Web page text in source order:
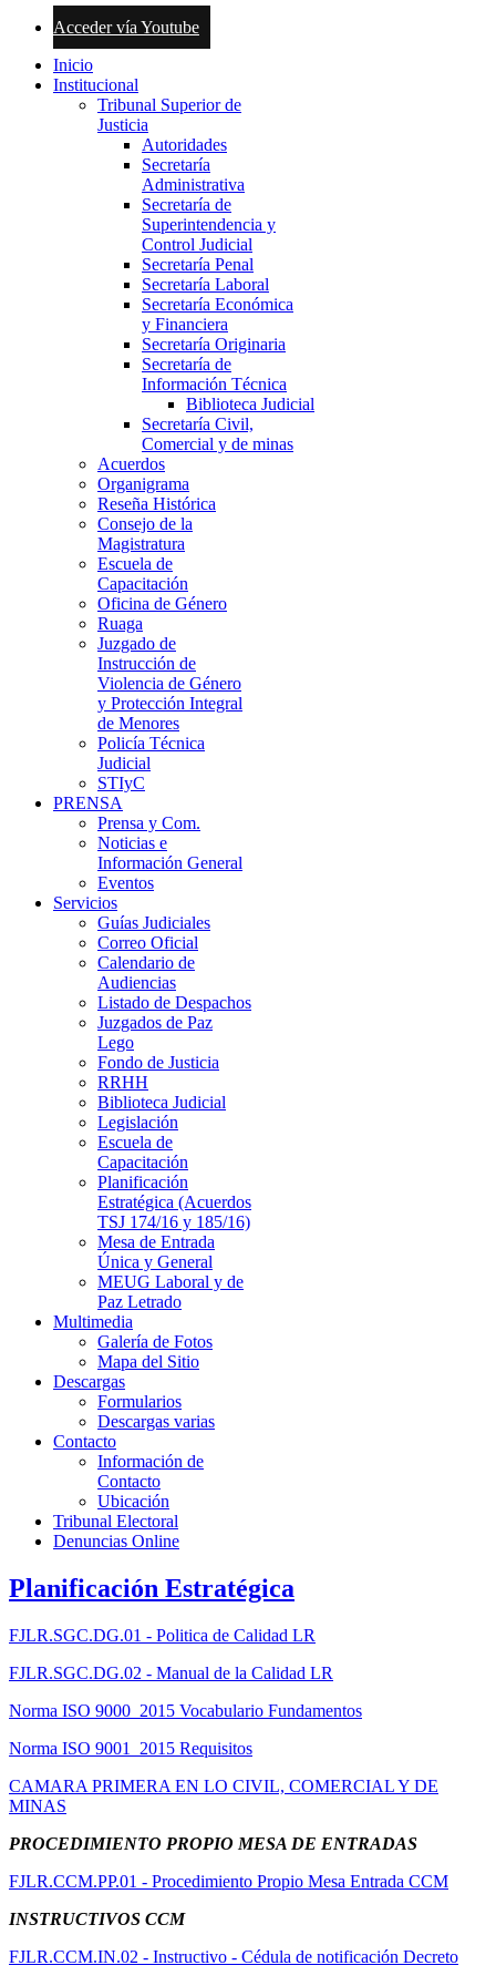
Acceder vía Youtube
Inicio
Institucional
Tribunal Superior de
Justicia
Autoridades
Secretaría
Administrativa
Secretaría de
Superintendencia y
Control Judicial
Secretaría Penal
Secretaría Laboral
Secretaría Económica
y Financiera
Secretaría Originaria
Secretaría de
Información Técnica
Biblioteca Judicial
Secretaría Civil,
Comercial y de minas
Acuerdos
Organigrama
Reseña Histórica
Consejo de la
Magistratura
Escuela de
Capacitación
Oficina de Género
Ruaga
Juzgado de
Instrucción de
Violencia de Género
y Protección Integral
de Menores
Policía Técnica
Judicial
STIyC
PRENSA
Prensa y Com.
Noticias e
Información General
Eventos
Servicios
Guías Judiciales
Correo Oficial
Calendario de
Audiencias
Listado de Despachos
Juzgados de Paz
Lego
Fondo de Justicia
RRHH
Biblioteca Judicial
Legislación
Escuela de
Capacitación
Planificación
Estratégica (Acuerdos
TSJ 174/16 y 185/16)
Mesa de Entrada
Única y General
MEUG Laboral y de
Paz Letrado
Multimedia
Galería de Fotos
Mapa del Sitio
Descargas
Formularios
Descargas varias
Contacto
Información de
Contacto
Ubicación
Tribunal Electoral
Denuncias Online
Planificación Estratégica
FJLR.SGC.DG.01 - Politica de Calidad LR
FJLR.SGC.DG.02 - Manual de la Calidad LR
Norma ISO 9000_2015 Vocabulario Fundamentos
Norma ISO 9001_2015 Requisitos
CAMARA PRIMERA EN LO CIVIL, COMERCIAL Y DE
MINAS
PROCEDIMIENTO PROPIO MESA DE ENTRADAS
FJLR.CCM.PP.01 - Procedimiento Propio Mesa Entrada CCM
INSTRUCTIVOS CCM
FJLR.CCM.IN.02 - Instructivo - Cédula de notificación Decreto